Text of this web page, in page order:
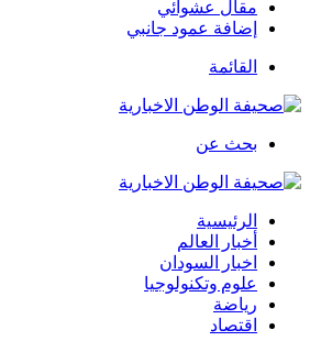
مقال عشوائي
إضافة عمود جانبي
القائمة
بحث عن
الرئيسية
أخبار العالم
اخبار السودان
علوم وتكنولوجيا
رياضة
اقتصاد